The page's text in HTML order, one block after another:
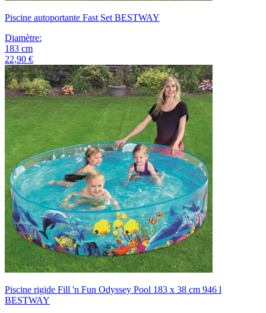
Piscine autoportante Fast Set BESTWAY
Diamètre:
183 cm
22,90 €
Piscine rigide Fill 'n Fun Odyssey Pool 183 x 38 cm 946 l
BESTWAY